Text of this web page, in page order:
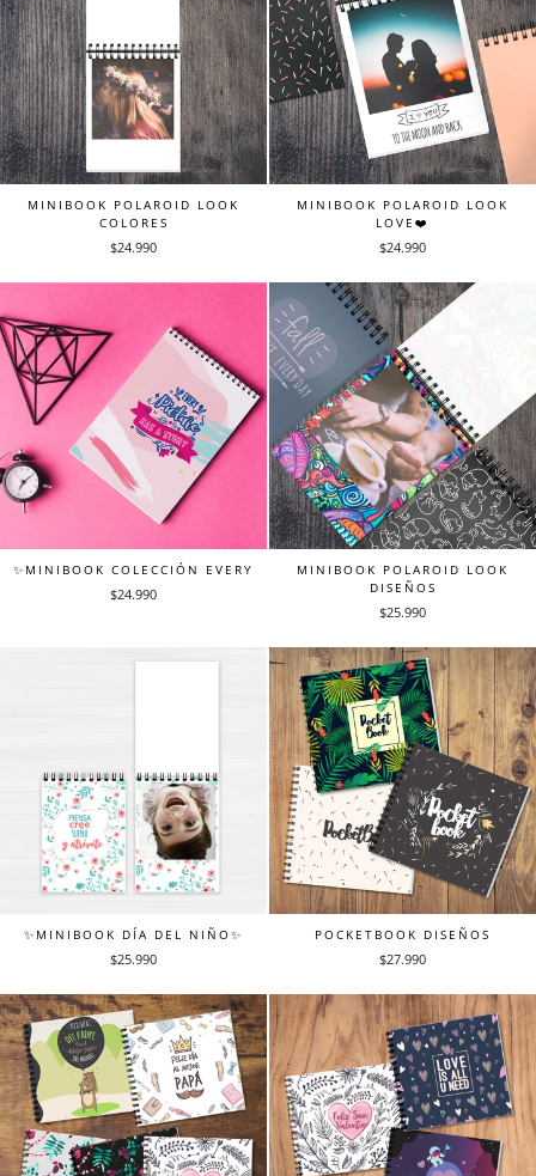
MINIBOOK POLAROID LOOK
COLORES
$24.990
MINIBOOK POLAROID LOOK
LOVE❤️
$24.990
✨MINIBOOK COLECCIÓN EVERY
$24.990
MINIBOOK POLAROID LOOK
DISEÑOS
$25.990
✨MINIBOOK DÍA DEL NIÑO✨
$25.990
POCKETBOOK DISEÑOS
$27.990